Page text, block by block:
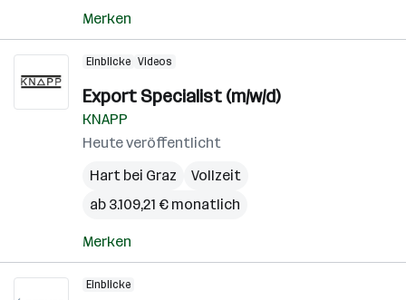
Merken
Einblicke Videos
Export Specialist (m/w/d)
KNAPP
Heute veröffentlicht
Hart bei Graz
Vollzeit
ab 3.109,21 € monatlich
Merken
Einblicke